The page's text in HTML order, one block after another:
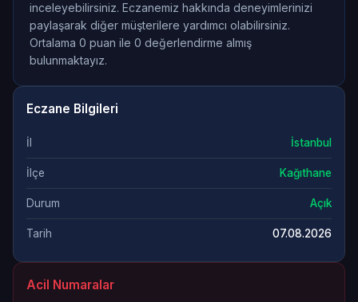
inceleyebilirsiniz. Eczanemiz hakkında deneyimlerinizi
paylaşarak diğer müşterilere yardımcı olabilirsiniz.
Ortalama 0 puan ile 0 değerlendirme almış
bulunmaktayız.
Eczane Bilgileri
İl İstanbul
İlçe Kağıthane
Durum Açık
Tarih 07.08.2026
Acil Numaralar